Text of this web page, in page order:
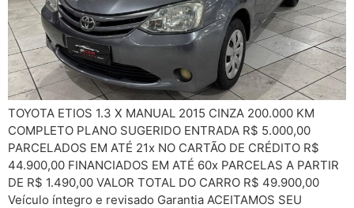
TOYOTA ETIOS 1.3 X MANUAL 2015 CINZA 200.000 KM
COMPLETO PLANO SUGERIDO ENTRADA R$ 5.000,00
PARCELADOS EM ATÉ 21x NO CARTÃO DE CRÉDITO R$
44.900,00 FINANCIADOS EM ATÉ 60x PARCELAS A PARTIR
DE R$ 1.490,00 VALOR TOTAL DO CARRO R$ 49.900,00
Veículo íntegro e revisado Garantia ACEITAMOS SEU